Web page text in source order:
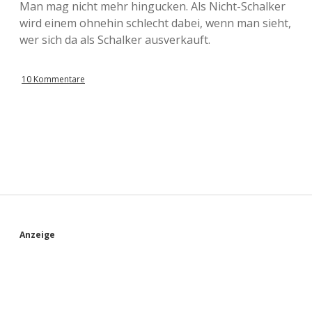
Man mag nicht mehr hingucken. Als Nicht-Schalker
wird einem ohnehin schlecht dabei, wenn man sieht,
wer sich da als Schalker ausverkauft.
10 Kommentare
S
Anzeige